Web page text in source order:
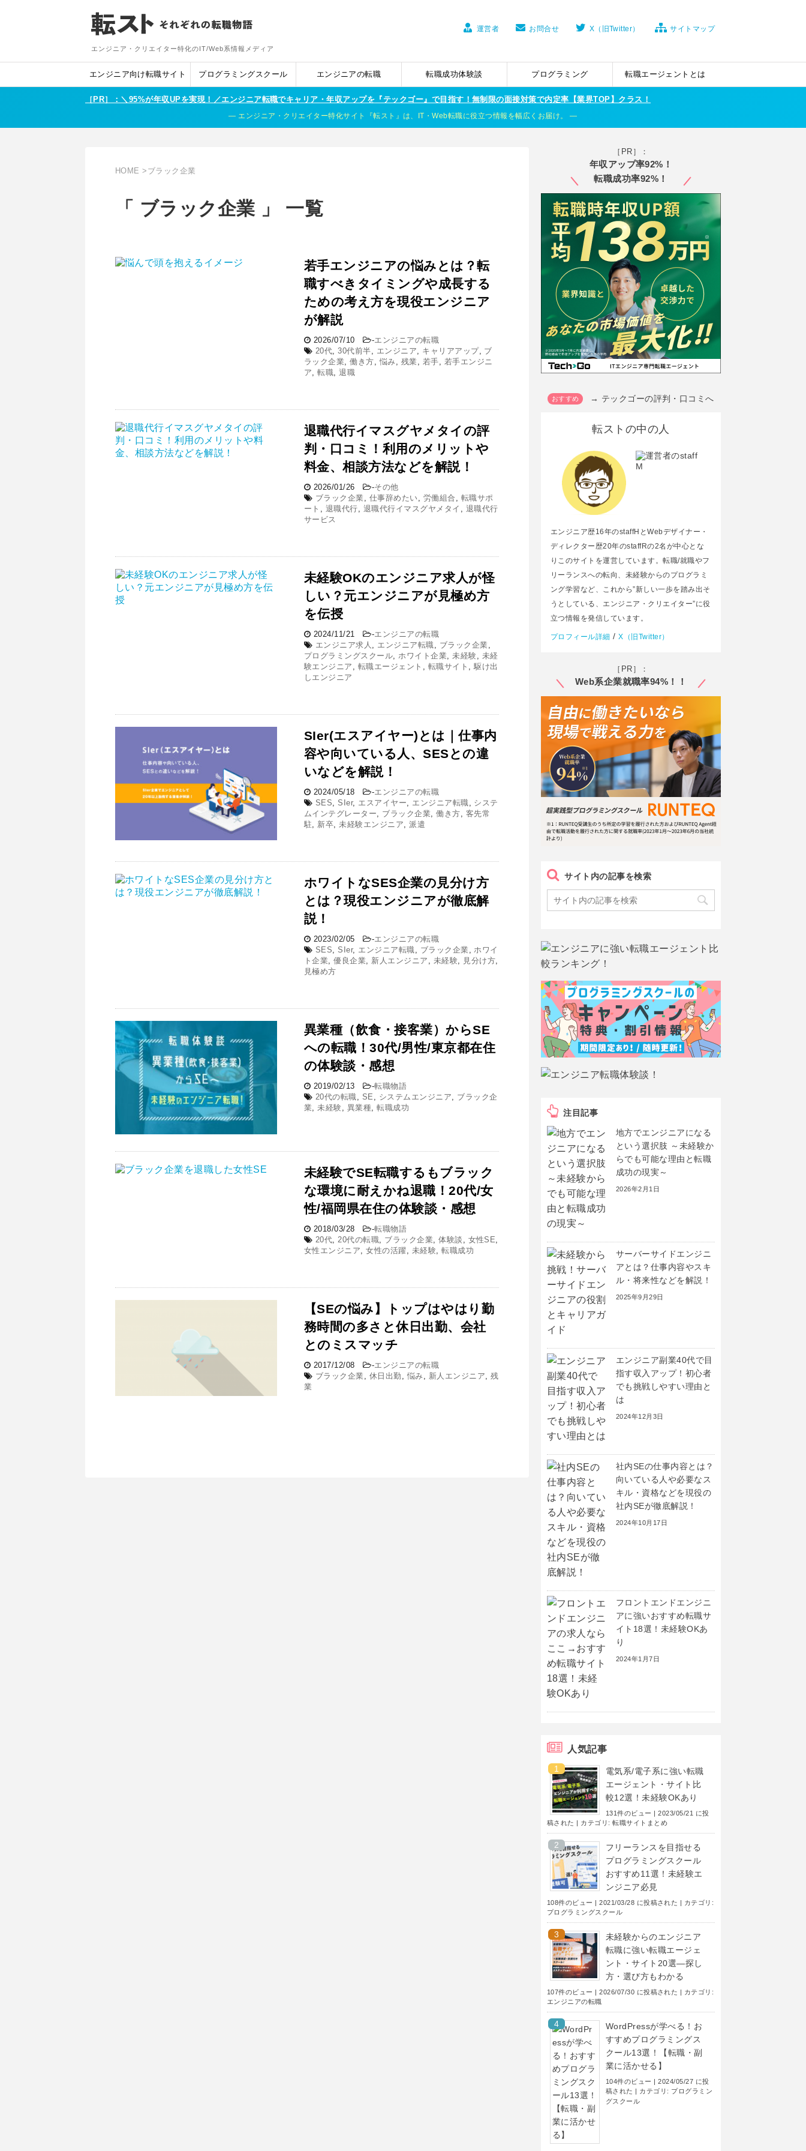
エンジニア・クリエイター特化のIT/Web系情報メディア
運営者 お問合せ X（旧Twitter） サイトマップ
エンジニア向け転職サイト プログラミングスクール エンジニアの転職 転職成功体験談 プログラミング 転職エージェントとは
［PR］：＼95%が年収UPを実現！／エンジニア転職でキャリア・年収アップを『テックゴー』で目指す！無制限の面接対策で内定率【業界TOP】クラス！
エンジニア・クリエイター特化サイト『転スト』は、IT・Web転職に役立つ情報を幅広くお届け。
HOME > ブラック企業
「 ブラック企業 」 一覧
若手エンジニアの悩みとは？転
職すべきタイミングや成長する
ための考え方を現役エンジニア
が解説
2026/07/10 -エンジニアの転職
20代,30代前半, エンジニア, キャリアアップ, ブ
ラック企業,働き方, 悩み, 残業 , 若手, 若手エンジニ
ア,転職,退職
退職代行イマスグヤメタイの評
判・口コミ！利用のメリットや
料金、相談方法などを解説！
2026/01/26 -その他
ブラック企業 , 仕事辞めたい, 労働組合 , 転職サポ
ート , 退職代行, 退職代行イマスグヤメタイ , 退職代行
サービス
未経験OKのエンジニア求人が怪
しい？元エンジニアが見極め方
を伝授
2024/11/21 -エンジニアの転職
エンジニア求人 , エンジニア転職, ブラック企業 ,
プログラミングスクール,ホワイト企業,未経験, 未経
験エンジニア , 転職エージェント , 転職サイト ,駆け出
しエンジニア
SIer(エスアイヤー)とは｜仕事内
容や向いている人、SESとの違
いなどを解説！
2024/05/18 -エンジニアの転職
SES,SIer, エスアイヤー, エンジニア転職, システ
ムインテグレーター, ブラック企業,働き方, 客先常
駐, 新卒,未経験エンジニア,派遣
ホワイトなSES企業の見分け方
とは？現役エンジニアが徹底解
説！
2023/02/05 -エンジニアの転職
SES,SIer, エンジニア転職, ブラック企業 ,ホワイ
ト企業,優良企業, 新人エンジニア , 未経験, 見分け方,
見極め方
異業種（飲食・接客業）からSE
への転職！30代/男性/東京都在住
の体験談・感想
2019/02/13 -転職物語
20代の転職, SE , システムエンジニア, ブラック企
業,未経験, 異業種,転職成功
未経験でSE転職するもブラック
な環境に耐えかね退職！20代/女
性/福岡県在住の体験談・感想
2018/03/28 -転職物語
20代,20代の転職, ブラック企業,体験談 , 女性SE,
女性エンジニア,女性の活躍 , 未経験,転職成功
【SEの悩み】トップはやはり勤
務時間の多さと休日出勤、会社
とのミスマッチ
2017/12/08 -エンジニアの転職
ブラック企業 , 休日出勤 , 悩み, 新人エンジニア, 残
業
［PR］：
年収アップ率92%！
転職成功率92%！
→ テックゴーの評判・口コミへ
転ストの中の人
エンジニア歴16年のstaffHとWebデザイナー・
ディレクター歴20年のstaffRの2名が中心とな
りこのサイトを運営しています。転職/就職やフ
リーランスへの転向、未経験からのプログラミ
ング学習など、これから”新しい一歩を踏み出そ
うとしている、エンジニア・クリエイター”に役
立つ情報を発信しています。
プロフィール詳細 /X（旧Twitter）
［PR］：
Web系企業就職率94%！！
サイト内の記事を検索
注目記事
地方でエンジニアになる
という選択肢 ～未経験か
らでも可能な理由と転職
成功の現実～
2026年2月1日
サーバーサイドエンジニ
アとは？仕事内容やスキ
ル・将来性などを解説！
2025年9月29日
エンジニア副業40代で目
指す収入アップ！初心者
でも挑戦しやすい理由と
は
2024年12月3日
社内SEの仕事内容とは？
向いている人や必要なス
キル・資格などを現役の
社内SEが徹底解説！
2024年10月17日
フロントエンドエンジニ
アに強いおすすめ転職サ
イト18選！未経験OKあ
り
2024年1月7日
人気記事
電気系/電子系に強い転職
エージェント・サイト比
較12選！未経験OKあり
131件のビュー |2023/05/21 に投
稿された | カテゴリ:転職サイトまとめ
フリーランスを目指せる
プログラミングスクール
おすすめ11選！未経験エ
ンジニア必見
108件のビュー |2021/03/28 に投稿された | カテゴリ:
プログラミングスクール
未経験からのエンジニア
転職に強い転職エージェ
ント・サイト20選―探し
方・選び方もわかる
107件のビュー |2026/07/30 に投稿された | カテゴリ:
エンジニアの転職
WordPressが学べる！お
すすめプログラミングス
クール13選！【転職・副
業に活かせる】
104件のビュー |2024/05/27 に投
稿された | カテゴリ: プログラミン
グスクール